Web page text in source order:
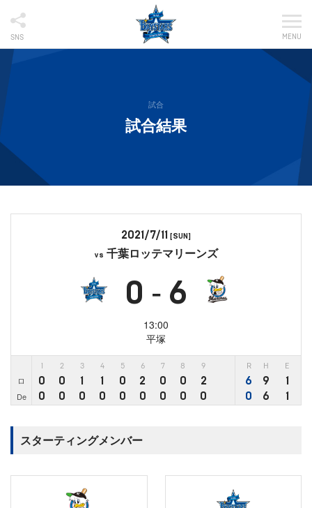
SNS MENU
試合
試合結果
2021/7/11 [SUN]
vs 千葉ロッテマリーンズ
0 - 6
13:00
平塚
2 3 4 5 6 7 8 9 R H E
ロ 0 0 1 1 0 2 0 0 2 6 9 1
De 0 0 0 0 0 0 0 0 0 0 6 1
スターティングメンバー